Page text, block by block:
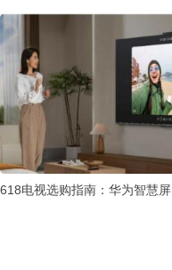
618电视选购指南：华为智慧屏